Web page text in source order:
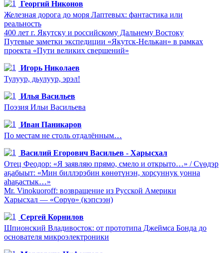
Георгий Никонов
Железная дорога до моря Лаптевых: фантастика или
реальность
400 лет г. Якутску и российскому Дальнему Востоку
Путевые заметки экспедиции «Якутск-Нелькан» в рамках
проекта «Пути великих свершений»
Игорь Николаев
Тулуур, дьулуур, эрэл!
Илья Васильев
Поэзия Ильи Васильева
Иван Паникаров
По местам не столь отдалённым…
Василий Егорович Васильев - Харысхал
Отец Феодор: «Я заявляю прямо, смело и открыто…» / Сүөдэр
аҕабыыт: «Мин биллэрэбин көнөтүнэн, хорсуннук уонна
аһаҕастык…»
Mr. Vinokuoroff: возвращение из Русской Америки
Харысхал — «Сөрүө» (кэпсээн)
Сергей Корнилов
Шпионский Владивосток: от прототипа Джеймса Бонда до
основателя микроэлектроники